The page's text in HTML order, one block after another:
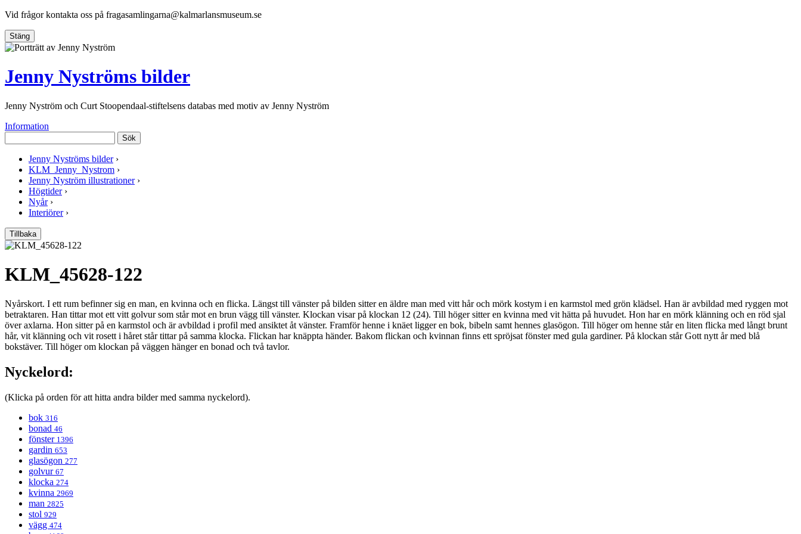
Vid frågor kontakta oss på fragasamlingarna@kalmarlansmuseum.se
Stäng
Jenny Nyströms bilder
Jenny Nyström och Curt Stoopendaal-stiftelsens databas med motiv av Jenny Nyström
Information
Sök
Jenny Nyströms bilder ›
KLM_Jenny_Nystrom ›
Jenny Nyström illustrationer ›
Högtider ›
Nyår ›
Interiörer ›
Tillbaka
KLM_45628-122
Nyårskort. I ett rum befinner sig en man, en kvinna och en flicka. Längst till vänster på bilden sitter en äldre man med vitt hår och mörk kostym i en karmstol med grön klädsel. Han är avbildad med ryggen mot
betraktaren. Han tittar mot ett vitt golvur som står mot en brun vägg till vänster. Klockan visar på klockan 12 (24). Till höger sitter en kvinna med vit hätta på huvudet. Hon har en mörk klänning och en röd sjal
över axlarna. Hon sitter på en karmstol och är avbildad i profil med ansiktet åt vänster. Framför henne i knäet ligger en bok, bibeln samt hennes glasögon. Till höger om henne står en liten flicka med långt brunt
hår, vit klänning och vit rosett i håret står tittar på samma klocka. Flickan har knäppta händer. Bakom flickan och kvinnan finns ett spröjsat fönster med gula gardiner. På klockan står Gott nytt år med blå
bokstäver. Till höger om klockan på väggen hänger en bonad och två tavlor.
Nyckelord:
(Klicka på orden för att hitta andra bilder med samma nyckelord).
bok 316
bonad 46
fönster 1396
gardin 653
glasögon 277
golvur 67
klocka 274
kvinna 2969
man 2825
stol 929
vägg 474